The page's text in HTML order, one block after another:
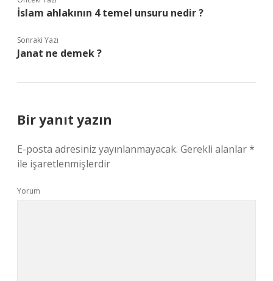
İslam ahlakının 4 temel unsuru nedir ?
Sonraki Yazı
Janat ne demek ?
Bir yanıt yazın
E-posta adresiniz yayınlanmayacak. Gerekli alanlar*
ile işaretlenmişlerdir
Yorum